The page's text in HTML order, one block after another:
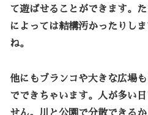
て遊ばせることができます。
によっては結構汚かったりし
ね。
他にもブランコや大きな広場
でできちゃいます。人が多い